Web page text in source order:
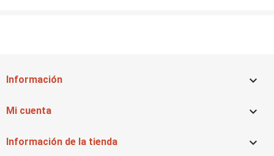
Información 
Mi cuenta 
Información de la tienda 